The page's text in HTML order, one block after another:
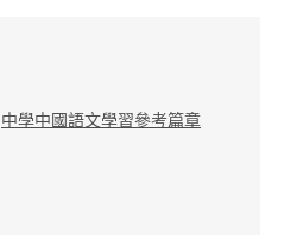
中學中國語文學習參考篇章